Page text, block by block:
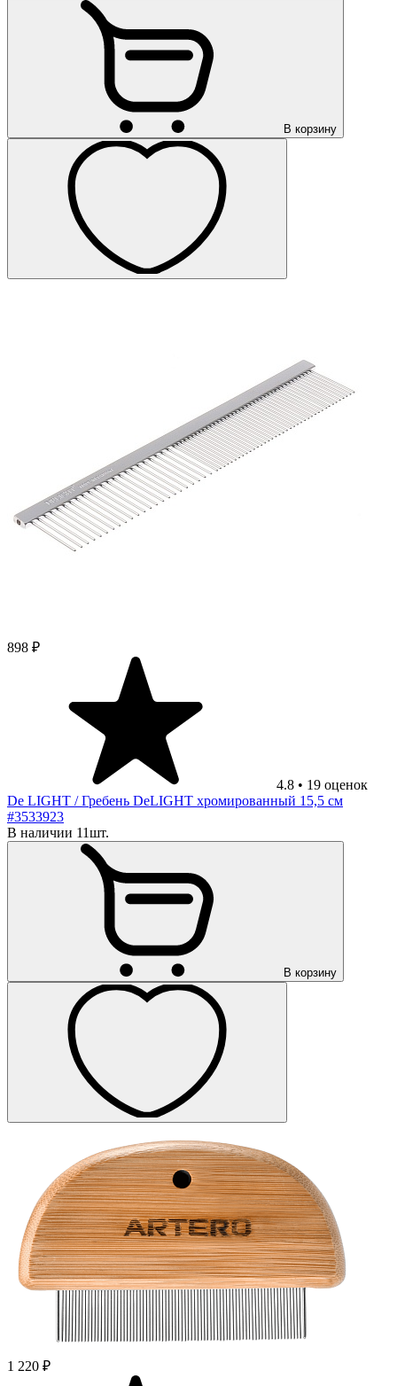
В корзину
898 ₽
4.8 • 19 оценок
De LIGHT / Гребень DeLIGHT хромированный 15,5 см
#3533923
В наличии 11шт.
В корзину
1 220 ₽